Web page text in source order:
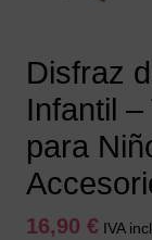
Disfraz
Infantil
para
16,90 € IVA